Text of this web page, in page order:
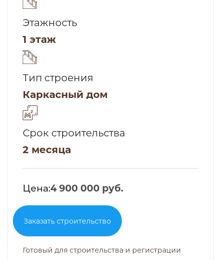
Этажность
1 этаж
Тип строения
Каркасный дом
Срок строительства
2 месяца
Цена:4 900 000 руб.
Заказать строительство
Готовый для строительства и регистрации